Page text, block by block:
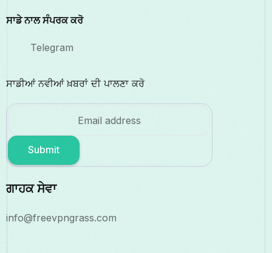
ਸਾਡੇ ਨਾਲ ਸੰਪਰਕ ਕਰੋ
Telegram
ਸਾਡੀਆਂ ਨਵੀਆਂ ਖ਼ਬਰਾਂ ਦੀ ਪਾਲਣਾ ਕਰੋ
Submit
ਗਾਹਕ ਸੇਵਾ
info@freevpngrass.com